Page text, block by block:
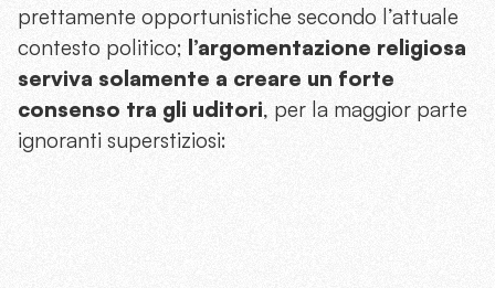
prettamente opportunistiche secondo l’attuale
contesto politico; l’argomentazione religiosa
serviva solamente a creare un forte
consenso tra gli uditori, per la maggior parte
ignoranti superstiziosi: